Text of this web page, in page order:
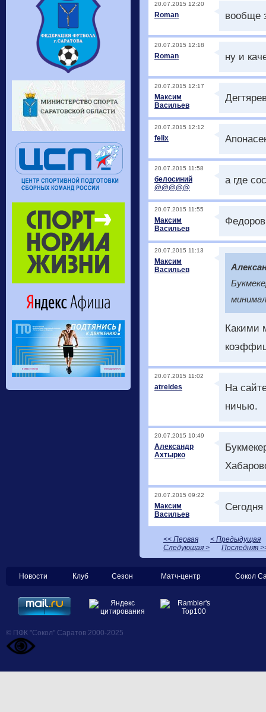
20.07.2015 12:20
Roman вообще
20.07.2015 12:18
Roman ну и
20.07.2015 12:17
Максим
Васильев
20.07.2015 12:12
felix
20.07.2015 11:58
белосиний
@@@@@
а где
20.07.2015 11:55
Максим
Васильев
20.07.2015 11:13
Максим
Васильев
Какими
20.07.2015 11:02
atreides
На
ничью.
20.07.2015 10:49
Александр
Ахтырко
20.07.2015 09:22
Максим
Васильев
<< Первая
< Предыдущая
Следующая >
Последняя
Новости Клуб Сезон Матч-центр Сокол
© ПФК "Сокол" Саратов 2000-2025